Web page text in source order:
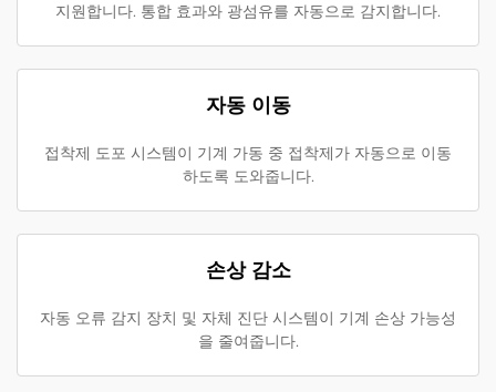
지원합니다. 통합 효과와 광섬유를 자동으로 감지합니다.
자동 이동
접착제 도포 시스템이 기계 가동 중 접착제가 자동으로 이동
하도록 도와줍니다.
손상 감소
자동 오류 감지 장치 및 자체 진단 시스템이 기계 손상 가능성
을 줄여줍니다.